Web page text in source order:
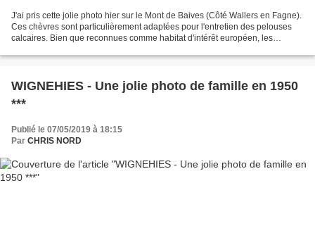
J'ai pris cette jolie photo hier sur le Mont de Baives (Côté Wallers en Fagne).
Ces chèvres sont particulièrement adaptées pour l'entretien des pelouses
calcaires. Bien que reconnues comme habitat d'intérêt européen, les
WIGNEHIES - Une jolie photo de famille en 1950
***
Publié le 07/05/2019 à 18:15
Par CHRIS NORD